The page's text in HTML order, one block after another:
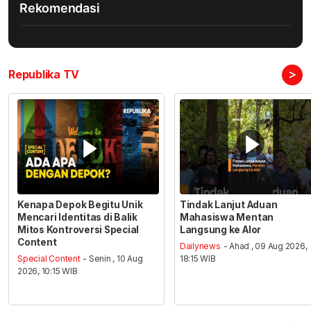
Rekomendasi
Republika TV >
Kenapa Depok Begitu Unik
Mencari Identitas di Balik
Mitos Kontroversi Special
Content
Special Content - Senin , 10 Aug
2026, 10:15 WIB
Tindak Lanjut Aduan
Mahasiswa Mentan
Langsung ke Alor
Dailynews - Ahad , 09 Aug 2026,
18:15 WIB